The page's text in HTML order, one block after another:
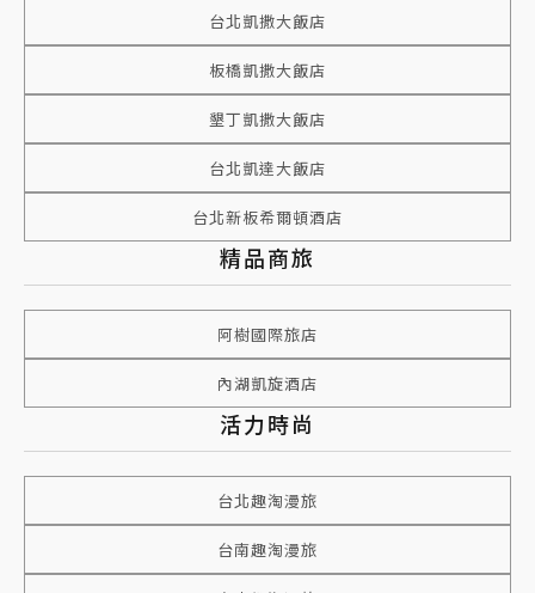
台北凱撒大飯店
板橋凱撒大飯店
墾丁凱撒大飯店
台北凱達大飯店
台北新板希爾頓酒店
精品商旅
阿樹國際旅店
內湖凱旋酒店
活力時尚
台北趣淘漫旅
台南趣淘漫旅